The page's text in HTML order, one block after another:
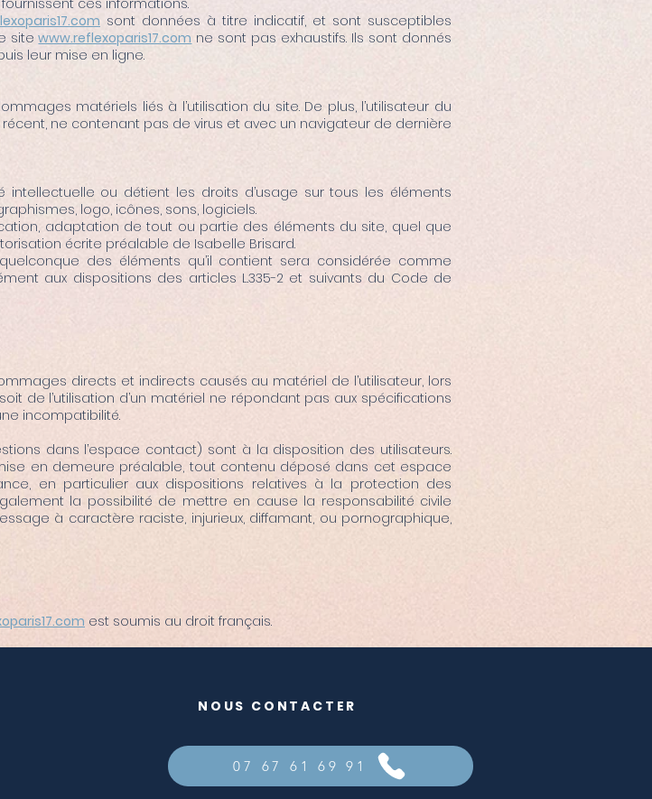
ces informations.
sont données à titre indicatif, et sont susceptibles
sitewww.reflexoparis17.com ne sont pas exhaustifs. Ils sont donnés
leur mise en ligne.
matériels liés à l’utilisation du site. De plus, l’utilisateur du
ne contenant pas de virus et avec un navigateur de dernière
ou détient les droits d’usage sur tous les éléments
logo, icônes, sons, logiciels.
adaptation de tout ou partie des éléments du site, quel que
écrite préalable de Isabelle Brisard.
des éléments qu’il contient sera considérée comme
aux dispositions des articles L.335-2 et suivants du Code de
directs et indirects causés au matériel de l’utilisateur, lors
de l’utilisation d’un matériel ne répondant pas aux spécifications
incompatibilité.
dans l’espace contact) sont à la disposition des utilisateurs.
en demeure préalable, tout contenu déposé dans cet espace
en particulier aux dispositions relatives à la protection des
la possibilité de mettre en cause la responsabilité civile
à caractère raciste, injurieux, diffamant, ou pornographique,
est soumis au droit français.
NOUS CONTACTER
07 67 61 69 91